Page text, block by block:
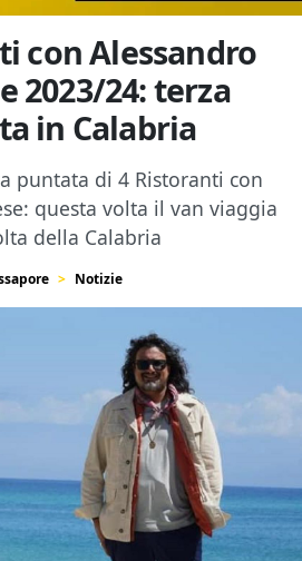
con Alessandro
2023/24: terza
in Calabria
puntata di 4 Ristoranti con
questa volta il van viaggia
della Calabria
Notizie